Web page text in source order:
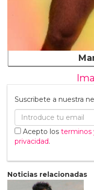
Suscribete a nuestra
Acepto los terminos
privacidad.
Noticias relacionadas